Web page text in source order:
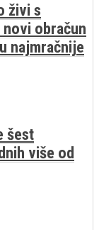
živi s
obračun
najmračnije
šest
više od